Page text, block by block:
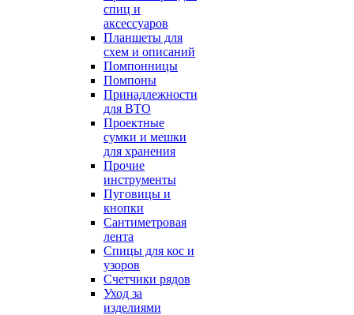
спиц и
аксессуаров
Планшеты для
схем и описаний
Помпонницы
Помпоны
Принадлежности
для ВТО
Проектные
сумки и мешки
для хранения
Прочие
инструменты
Пуговицы и
кнопки
Сантиметровая
лента
Спицы для кос и
узоров
Счетчики рядов
Уход за
изделиями